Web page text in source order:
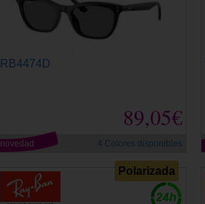
RB4474D
89,05€
novedad 4 Colores disponibles
Polarizada